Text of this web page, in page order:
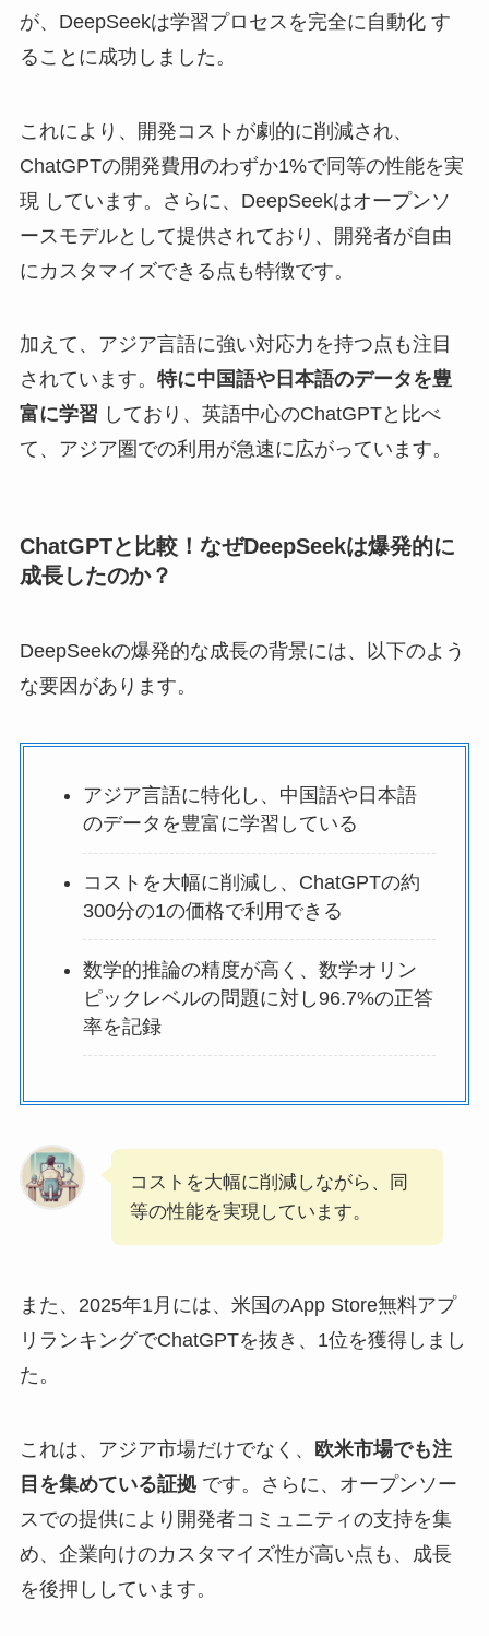
が、DeepSeekは学習プロセスを完全に自動化 す
ることに成功しました。
これにより、開発コストが劇的に削減され、
ChatGPTの開発費用のわずか1%で同等の性能を実
現 しています。さらに、DeepSeekはオープンソ
ースモデルとして提供されており、開発者が自由
にカスタマイズできる点も特徴です。
加えて、アジア言語に強い対応力を持つ点も注目
されています。 特に中国語や日本語のデータを豊
富に学習 しており、英語中心のChatGPTと比べ
て、アジア圏での利用が急速に広がっています。
ChatGPTと比較！なぜDeepSeekは爆発的に
成長したのか？
DeepSeekの爆発的な成長の背景には、以下のよう
な要因があります。
アジア言語に特化し、中国語や日本語
のデータを豊富に学習している
コストを大幅に削減し、ChatGPTの約
300分の1の価格で利用できる
数学的推論の精度が高く、数学オリン
ピックレベルの問題に対し96.7%の正答
率を記録
コストを大幅に削減しながら、同
等の性能を実現しています。
また、2025年1月には、米国のApp Store無料アプ
リランキングでChatGPTを抜き、1位を獲得しまし
た。
これは、アジア市場だけでなく、
欧米市場でも注
目を集めている証拠です。さらに、オープンソー
スでの提供により開発者コミュニティの支持を集
め、企業向けのカスタマイズ性が高い点も、成長
を後押ししています。